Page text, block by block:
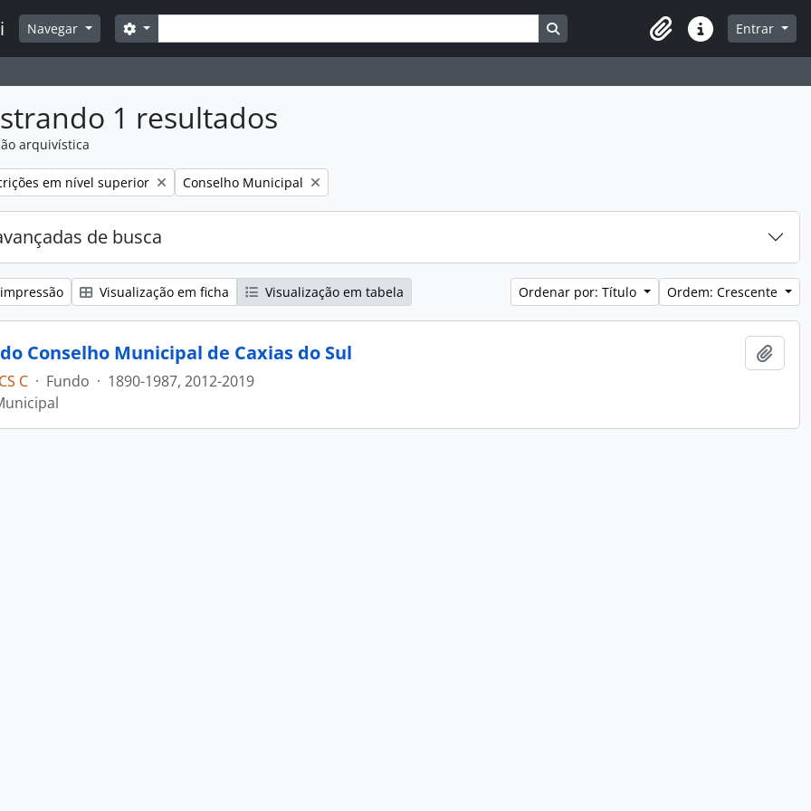
Navegar Buscar
Opções de busca Busque na página de navegação
Atalhos Entrar
1 resultados
arquivística
em nível superior Remover filtro:
Conselho Municipal
de busca
Visualização em ficha Visualização em tabela Ordenar por: Título Ordem: Crescente
Conselho Municipal de Caxias do Sul
C · Fundo · 1890-1987, 2012-2019